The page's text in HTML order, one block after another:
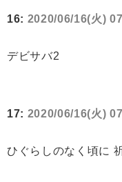
16: 2020/06/16(火)
デビサバ2
17: 2020/06/16(火)
ひぐらしのなく頃に